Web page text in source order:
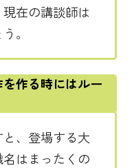
在の講談師は
。
作る時にはルー
、登場する大
はまったくの